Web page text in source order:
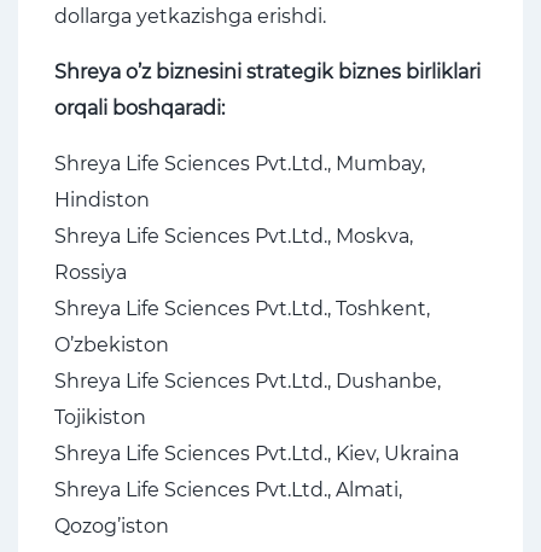
dollarga yetkazishga erishdi.
Shreya o’z biznesini strategik biznes birliklari
orqali boshqaradi:
Shreya Life Sciences Pvt.Ltd., Mumbay,
Hindiston
Shreya Life Sciences Pvt.Ltd., Moskva,
Rossiya
Shreya Life Sciences Pvt.Ltd., Toshkent,
O’zbekiston
Shreya Life Sciences Pvt.Ltd., Dushanbe,
Tojikiston
Shreya Life Sciences Pvt.Ltd., Kiev, Ukraina
Shreya Life Sciences Pvt.Ltd., Almati,
Qozog’iston